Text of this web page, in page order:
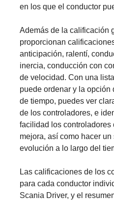
en los que el conductor
Además de la calificación
proporcionan
anticipación, ralentí,
inercia, conducción con
de velocidad. Con una
puede ordenar y la
de tiempo, puedes ver
de los controladores, e
facilidad los controladores
mejora, así como hacer
evolución a lo largo del
Las calificaciones de los
para cada conductor
Scania Driver, y el